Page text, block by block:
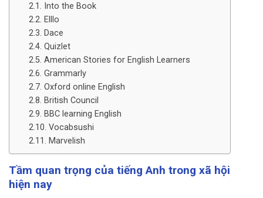
Into the Book
Elllo
Dace
Quizlet
American Stories for English Learners
Grammarly
Oxford online English
British Council
BBC learning English
Vocabsushi
Marvelish
Tầm quan trọng của tiếng Anh trong xã hội
hiện nay